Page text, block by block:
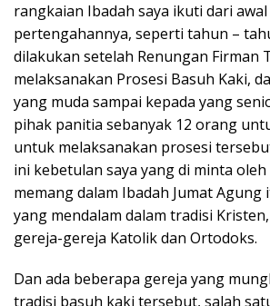
rangkaian Ibadah saya ikuti dari
pertengahannya, seperti tahun –
dilakukan setelah Renungan Firman
melaksanakan Prosesi Basuh Kaki,
yang muda sampai kepada yang
pihak panitia sebanyak 12 orang
untuk melaksanakan prosesi
ini kebetulan saya yang di minta
memang dalam Ibadah Jumat Agung
yang mendalam dalam tradisi
gereja-gereja Katolik dan Ortodoks.
Dan ada beberapa gereja yang
tradisi basuh kaki tersebut, salah